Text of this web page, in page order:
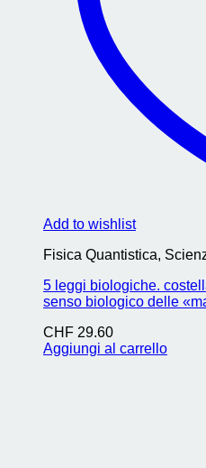
Add to wishlist
Fisica Quantistica,
5 leggi biologiche.
senso biologico delle
CHF 29.60
Aggiungi al carrello